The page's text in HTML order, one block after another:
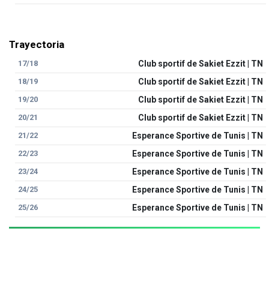
Trayectoria
17/18 Club sportif de Sakiet Ezzit | TN
18/19 Club sportif de Sakiet Ezzit | TN
19/20 Club sportif de Sakiet Ezzit | TN
20/21 Club sportif de Sakiet Ezzit | TN
21/22 Esperance Sportive de Tunis | TN
22/23 Esperance Sportive de Tunis | TN
23/24 Esperance Sportive de Tunis | TN
24/25 Esperance Sportive de Tunis | TN
25/26 Esperance Sportive de Tunis | TN